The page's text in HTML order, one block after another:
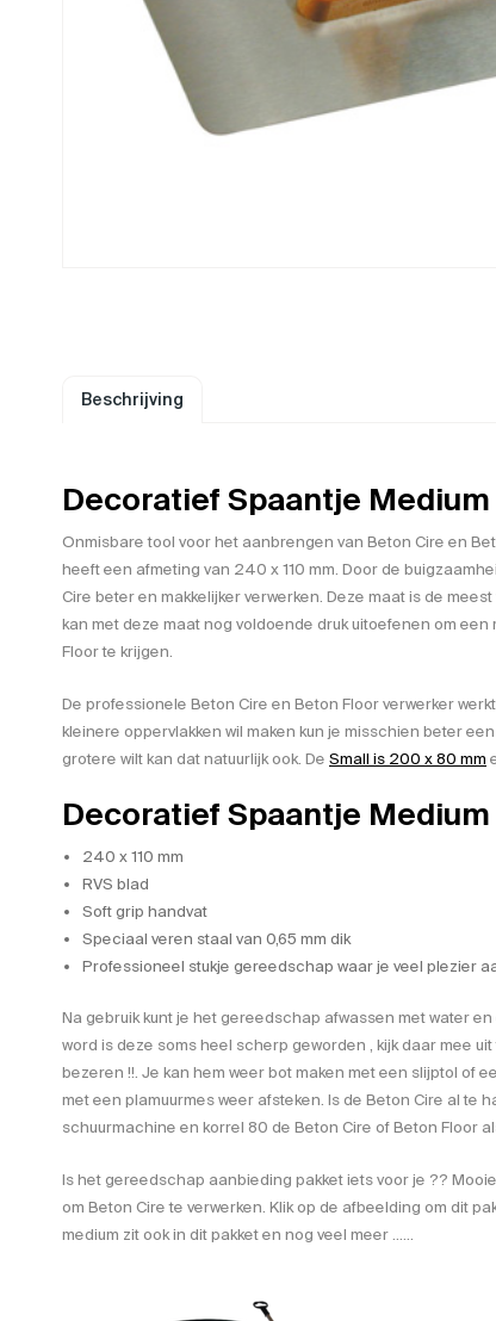
Beschrijving
Decoratief Spaantje Medium
Onmisbare tool voor het aanbrengen van Beton Cire en
heeft een afmeting van 240 x 110 mm. Door de
Cire beter en makkelijker verwerken. Deze maat is de
kan met deze maat nog voldoende druk uitoefenen om
Floor te krijgen.
De professionele Beton Cire en Beton Floor verwerker
kleinere oppervlakken wil maken kun je misschien beter
grotere wilt kan dat natuurlijk ook. De Small is 200 x 80 mm
Decoratief Spaantje Medium
240 x 110 mm
RVS blad
Soft grip handvat
Speciaal veren staal van 0,65 mm dik
Professioneel stukje gereedschap waar je veel plezier
Na gebruik kunt je het gereedschap afwassen met water
word is deze soms heel scherp geworden , kijk daar mee
bezeren !!. Je kan hem weer bot maken met een slijptol of
met een plamuurmes weer afsteken. Is de Beton Cire al te
schuurmachine en korrel 80 de Beton Cire of Beton Floor
Is het gereedschap aanbieding pakket iets voor je ??
om Beton Cire te verwerken. Klik op de afbeelding om dit
medium zit ook in dit pakket en nog veel meer ……